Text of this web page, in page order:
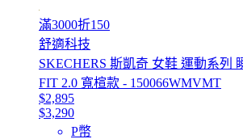
滿3000折150
舒適科技
SKECHERS 斯凱奇 女鞋 運動系列
FIT 2.0 寬楦款 - 150066WMVMT
$2,895
$3,290
P幣